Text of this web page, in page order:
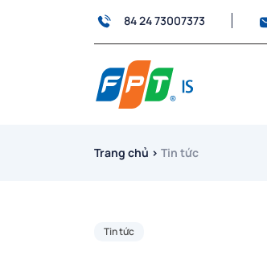
84 24 73007373
Trang chủ › Tin tức
Tin tức